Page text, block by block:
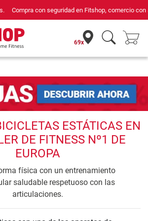
Fitshop, comercio con sello de Confianza Online.
69x
ESTÁTICAS EN
DE FITNESS Nº1 DE
EUROPA
física con un entrenamiento
saludable respetuoso con las
articulaciones.